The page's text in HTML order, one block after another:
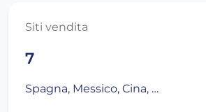
Siti vendita
7
Spagna, Messico, Cina, …